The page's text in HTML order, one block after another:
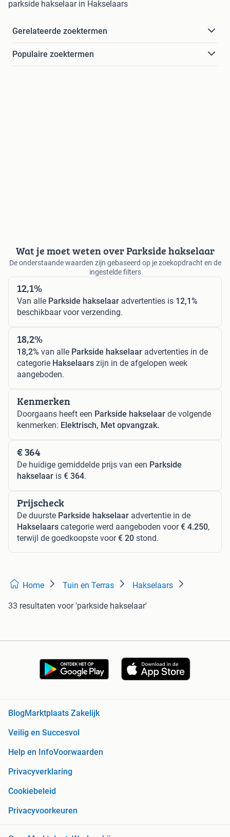
parkside hakselaar in Hakselaars
Gerelateerde zoektermen
Populaire zoektermen
Wat je moet weten over Parkside hakselaar
De onderstaande waarden zijn gebaseerd op je zoekopdracht en de
ingestelde filters
12,1%
Van alle Parkside hakselaar advertenties is 12,1%
beschikbaar voor verzending.
18,2%
18,2% van alle Parkside hakselaar advertenties in de
categorie Hakselaars zijn in de afgelopen week
aangeboden.
Kenmerken
Doorgaans heeft een Parkside hakselaar de volgende
kenmerken: Elektrisch, Met opvangzak.
€ 364
De huidige gemiddelde prijs van een Parkside
hakselaar is € 364.
Prijscheck
De duurste Parkside hakselaar advertentie in de
Hakselaars categorie werd aangeboden voor€ 4.250,
terwijl de goedkoopste voor€ 20 stond.
Home Tuin en Terras Hakselaars
33 resultaten voor 'parkside hakselaar'
BlogMarktplaats Zakelijk
Veilig en Succesvol
Help en InfoVoorwaarden
Privacyverklaring
Cookiebeleid
Privacyvoorkeuren